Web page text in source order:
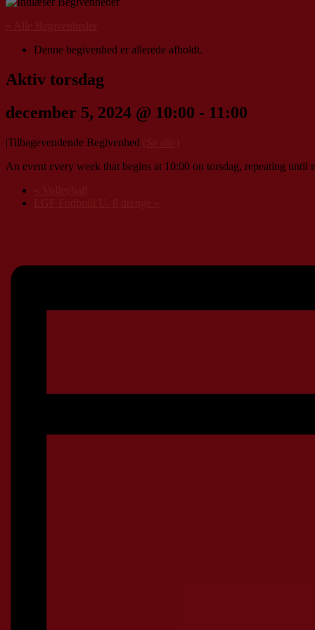
Denne begivenhed er allerede afholdt.
Aktiv torsdag
december 5, 2024 @ 10:00 - 11:00
|Tilbagevendende Begivenhed
An event every week that begins at 10:00 on torsdag, repeating until